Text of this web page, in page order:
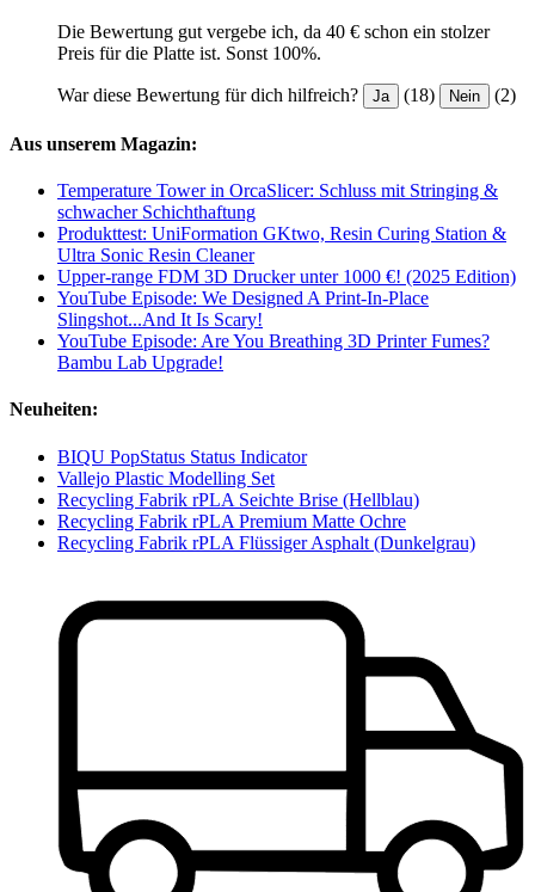
Die Bewertung gut vergebe ich, da 40 € schon ein stolzer
Preis für die Platte ist. Sonst 100%.
War diese Bewertung für dich hilfreich? Ja (18) Nein (2)
Aus unserem Magazin:
Temperature Tower in OrcaSlicer: Schluss mit Stringing &
schwacher Schichthaftung
Produkttest: UniFormation GKtwo, Resin Curing Station &
Ultra Sonic Resin Cleaner
Upper-range FDM 3D Drucker unter 1000 €! (2025 Edition)
YouTube Episode: We Designed A Print-In-Place
Slingshot...And It Is Scary!
YouTube Episode: Are You Breathing 3D Printer Fumes?
Bambu Lab Upgrade!
Neuheiten:
BIQU PopStatus Status Indicator
Vallejo Plastic Modelling Set
Recycling Fabrik rPLA Seichte Brise (Hellblau)
Recycling Fabrik rPLA Premium Matte Ochre
Recycling Fabrik rPLA Flüssiger Asphalt (Dunkelgrau)